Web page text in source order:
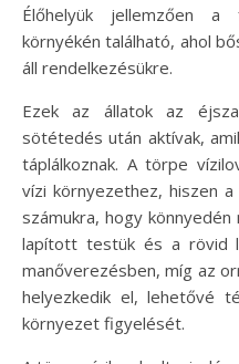
Élőhelyük jellemzően
környékén található, ahol
áll rendelkezésükre.
Ezek az állatok az
sötétedés után aktívak,
táplálkoznak. A törpe
vízi környezethez, hiszen
számukra, hogy
lapított testük és a rövid
manőverezésben, míg az
helyezkedik el, lehetővé
környezet figyelését.